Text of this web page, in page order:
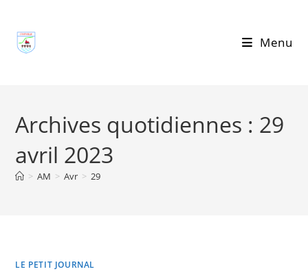
content
Menu
Archives quotidiennes : 29
avril 2023
> AM > Avr > 29
LE PETIT JOURNAL